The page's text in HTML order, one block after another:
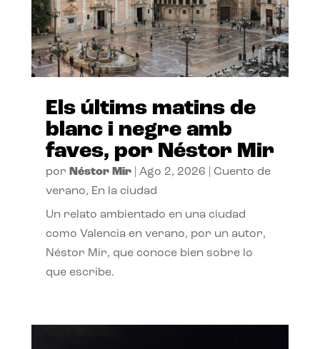
Els últims matins de
blanc i negre amb
faves, por Néstor Mir
por Néstor Mir| Ago 2, 2026
Cuento de
verano, En la ciudad
Un relato ambientado en una ciudad
como Valencia en verano, por un autor,
Néstor Mir, que conoce bien sobre lo
que escribe.